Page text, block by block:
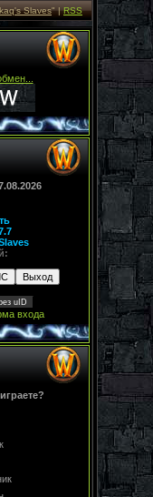
Slaves" |RSS
uID
входа